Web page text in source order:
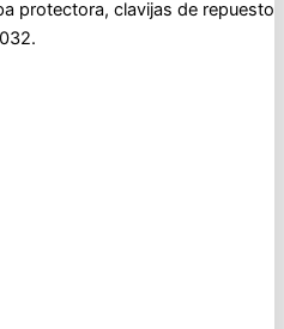
protectora, clavijas de repuesto